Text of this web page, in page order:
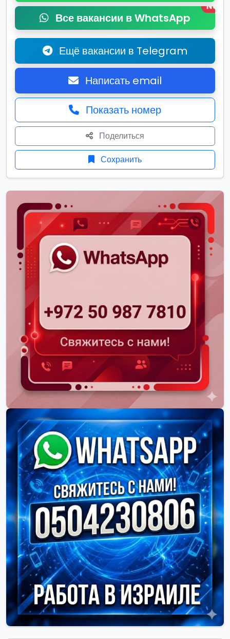
Все вакансии в WhatsApp
New
Ещё вакансии в Telegram
Написать email
Показать номер
Поделиться
Сохранить